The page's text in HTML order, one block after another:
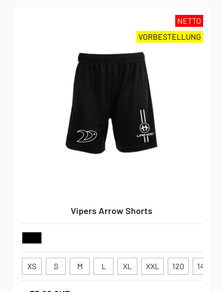
NETTO
VORBESTELLUNG
Vipers Arrow Shorts
XS S M L XL XXL 120 140